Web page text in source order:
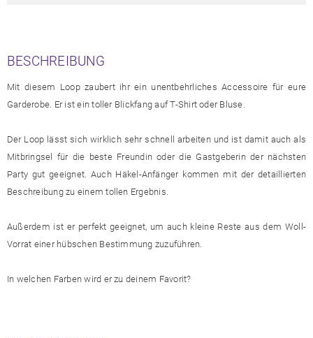
BESCHREIBUNG
Mit diesem Loop zaubert ihr ein unentbehrliches Accessoire für eure
Garderobe. Er ist ein toller Blickfang auf T-Shirt oder Bluse.
Der Loop lässt sich wirklich sehr schnell arbeiten und ist damit auch als
Mitbringsel für die beste Freundin oder die Gastgeberin der nächsten
Party gut geeignet. Auch Häkel-Anfänger kommen mit der detaillierten
Beschreibung zu einem tollen Ergebnis.
Außerdem ist er perfekt geeignet, um auch kleine Reste aus dem Woll-
Vorrat einer hübschen Bestimmung zuzuführen.
In welchen Farben wird er zu deinem Favorit?